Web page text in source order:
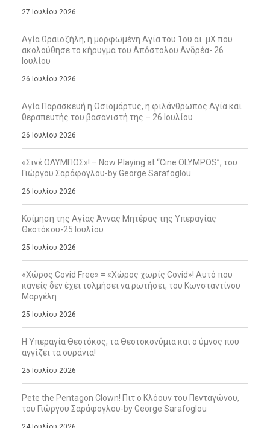
27 Ιουλίου 2026
Αγία Ωραιοζήλη, η μορφωμένη Αγία του 1ου αι. μΧ που
ακολούθησε το κήρυγμα του Απόστολου Ανδρέα- 26
Ιουλίου
26 Ιουλίου 2026
Αγία Παρασκευή η Οσιομάρτυς, η φιλάνθρωπος Αγία και
θεραπευτής του βασανιστή της – 26 Ιουλίου
26 Ιουλίου 2026
«Σινέ ΟΛΥΜΠΟΣ»! – Now Playing at “Cine OLYMPOS”, του
Γιώργου Σαράφογλου-by George Sarafoglou
26 Ιουλίου 2026
Κοίμηση της Αγίας Άννας Μητέρας της Υπεραγίας
Θεοτόκου-25 Ιουλίου
25 Ιουλίου 2026
«Χώρος Covid Free» = «Χώρος χωρίς Covid»! Αυτό που
κανείς δεν έχει τολμήσει να ρωτήσει, του Κωνσταντίνου
Μαργέλη
25 Ιουλίου 2026
Η Υπεραγία Θεοτόκος, τα Θεοτοκονύμια και ο ύμνος που
αγγίζει τα ουράνια!
25 Ιουλίου 2026
Pete the Pentagon Clown! Πιτ ο Κλόουν του Πενταγώνου,
του Γιώργου Σαράφογλου-by George Sarafoglou